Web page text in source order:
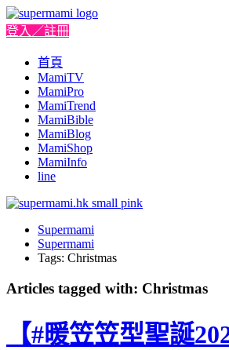
登入／註冊
首頁
MamiTV
MamiPro
MamiTrend
MamiBible
MamiBlog
MamiShop
MamiInfo
line
Supermami
Supermami
Tags: Christmas
Articles tagged with: Christmas
【#暖笠笠型聖誕